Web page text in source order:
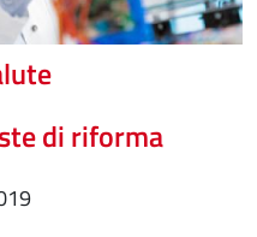
di riforma